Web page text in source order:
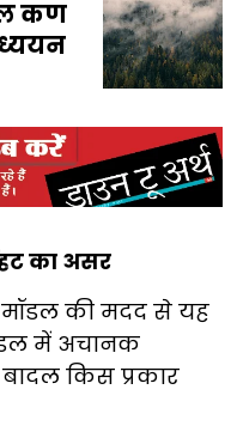
कण
का असर
की मदद से यह
में अचानक
बादल किस प्रकार